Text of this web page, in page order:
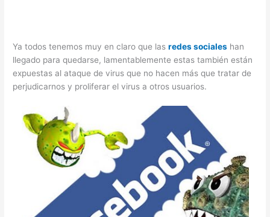
Ya todos tenemos muy en claro que lasredes sociales han
llegado para quedarse, lamentablemente estas también están
expuestas al ataque de virus que no hacen más que tratar de
perjudicarnos y proliferar el virus a otros usuarios.